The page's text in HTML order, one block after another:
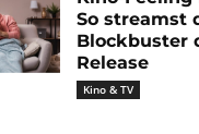
So streamst
Blockbuster
Release
Kino & TV